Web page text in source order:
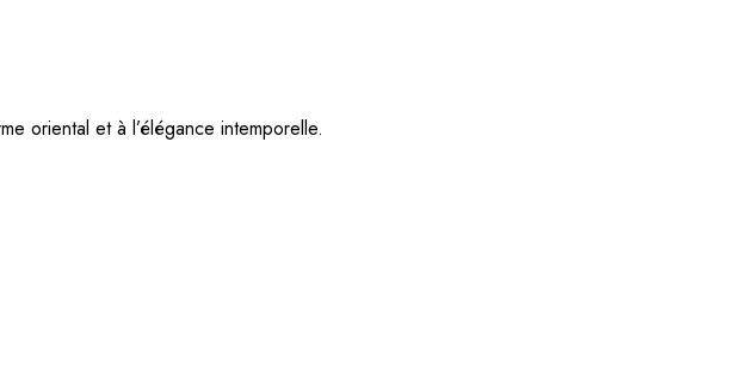
oriental et à l’élégance intemporelle.